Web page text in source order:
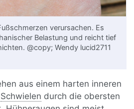
verursachen. Es
Belastung und reicht tief
@copy; Wendy lucid2711
aus einem harten inneren
Schwielen durch die obersten